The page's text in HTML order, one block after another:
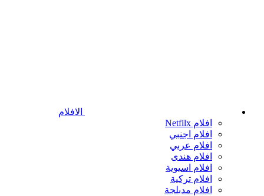
الافلام
افلام Netfilx
افلام اجنبي
افلام عربي
افلام هندى
افلام اسيوية
افلام تركية
افلام مدبلجة